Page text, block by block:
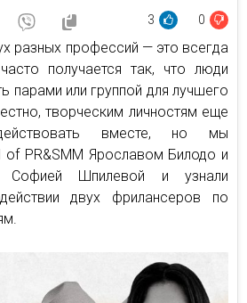
3 0
разных профессий — это всегда
получается так, что люди
парами или группой для лучшего
творческим личностям еще
вместе, но мы
PR&SMM Ярославом Билодо и
Софией Шпилевой и узнали
двух фрилансеров по